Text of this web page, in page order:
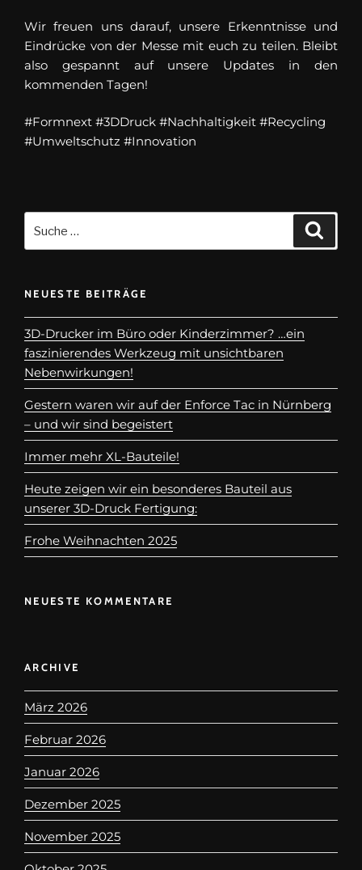
Wir freuen uns darauf, unsere Erkenntnisse und
Eindrücke von der Messe mit euch zu teilen. Bleibt
also gespannt auf unsere Updates in den
kommenden Tagen!
#Formnext #3DDruck #Nachhaltigkeit #Recycling
#Umweltschutz #Innovation
NEUESTE BEITRÄGE
3D-Drucker im Büro oder Kinderzimmer? …ein
faszinierendes Werkzeug mit unsichtbaren
Nebenwirkungen!
Gestern waren wir auf der Enforce Tac in Nürnberg
– und wir sind begeistert
Immer mehr XL-Bauteile!
Heute zeigen wir ein besonderes Bauteil aus
unserer 3D-Druck Fertigung:
Frohe Weihnachten 2025
NEUESTE KOMMENTARE
ARCHIVE
März 2026
Februar 2026
Januar 2026
Dezember 2025
November 2025